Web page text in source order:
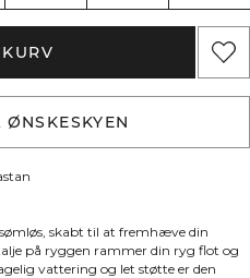
sømløs, skabt til at fremhæve din
på ryggen rammer din ryg flot og
vattering og let støtte er den